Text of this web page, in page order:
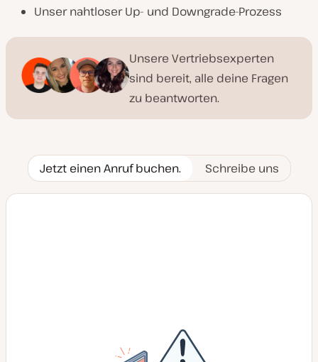
Unser nahtloser Up- und Downgrade-Prozess
Unsere Vertriebsexperten
sind bereit, alle deine Fragen
zu beantworten.
Jetzt einen Anruf buchen. Schreibe uns